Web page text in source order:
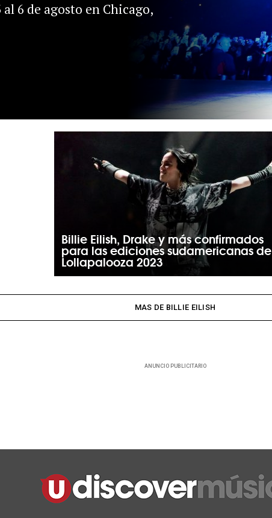
6 de agosto en Chicago,
Billie Eilish, Drake y más confirmados
para las ediciones sudamericanas de
Lollapalooza 2023
MAS DE BILLIE EILISH
ANUNCIO PUBLICITARIO